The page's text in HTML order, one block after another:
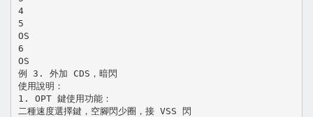
4
5
OS
6
OS
例 3. 外加 CDS，暗閃
使用說明：
1. OPT 鍵使用功能：
二種速度選擇鍵，空腳閃少圈，接 VSS 閃